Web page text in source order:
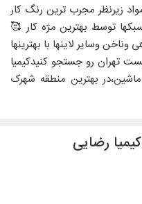
2020با بهترین مواد زیرنظر مجرب ترین رنگ کار
توسط بهترین مژه کار 🥰
وسایر لاینها با بهترینها
تهران رو جستجو کنیدکیمیا
بهترین منطقه شهرک
و تراپی برای بازیابی موهای
رضایی